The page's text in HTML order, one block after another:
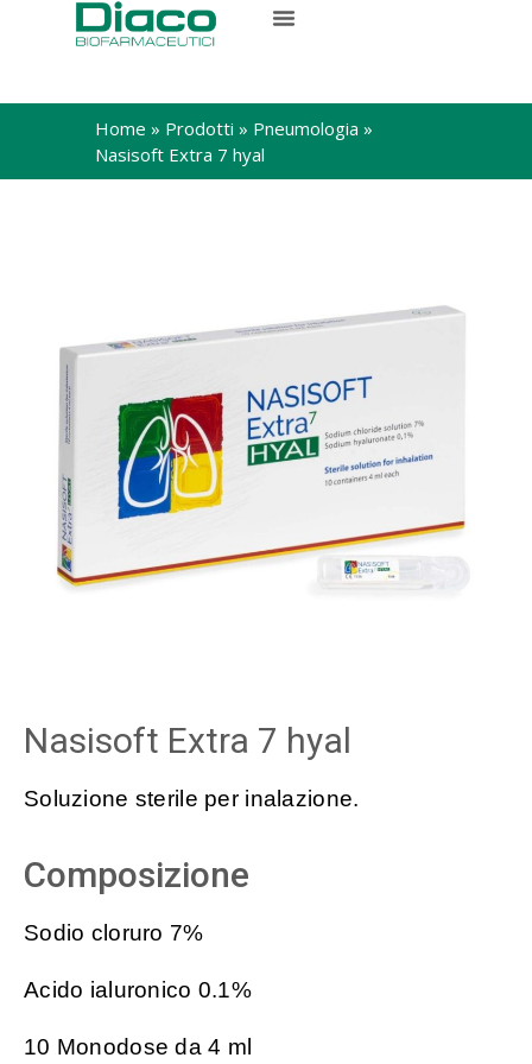
Home » Prodotti » Pneumologia »
Nasisoft Extra 7 hyal
Nasisoft Extra 7 hyal
Soluzione sterile per inalazione.
Composizione
Sodio cloruro 7%
Acido ialuronico 0.1%
10 Monodose da 4 ml